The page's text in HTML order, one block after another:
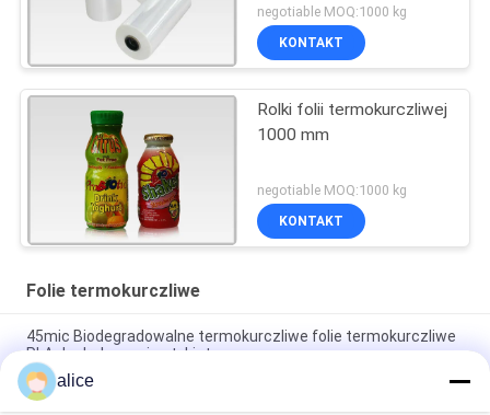
negotiable MOQ:1000 kg
KONTAKT
Rolki folii termokurczliwej
1000 mm
negotiable MOQ:1000 kg
KONTAKT
Folie termokurczliwe
45mic Biodegradowalne termokurczliwe folie termokurczliwe
PLA do drukowania etykiet
Wysokiej jakości folia termokurczliwa PET PETG 40Mic
alice